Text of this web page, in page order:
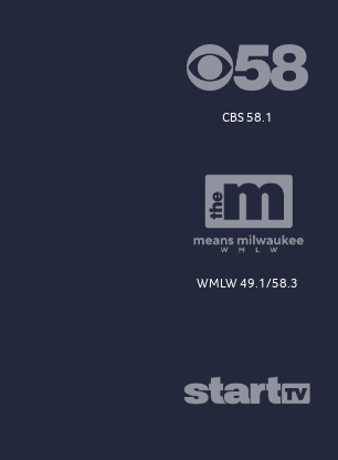
CBS 58.1
WMLW 49.1/58.3